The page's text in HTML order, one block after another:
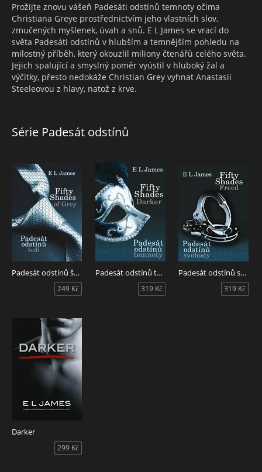
Prožijte znovu vášeň Padesáti odstínů temnoty očima
Christiana Greye prostřednictvím jeho vlastních slov,
zmučených myšlenek, úvah a snů. E L James se vrací do
světa Padesáti odstínů v hlubším a temnějším pohledu na
milostný příběh, který okouzlil miliony čtenářů celého světa.
Jejich spalující a smyslný poměr vyústil v hluboký žal a
výčitky, přesto nedokáže Christian Grey vyhnat Anastasii
Steeleovou z hlavy, natož z krve.
Série Padesát odstínů
Padesát odstínů šedi
249 Kč
Padesát odstínů temnoty
319 Kč
Padesát odstínů svobody
319 Kč
Darker
299 Kč